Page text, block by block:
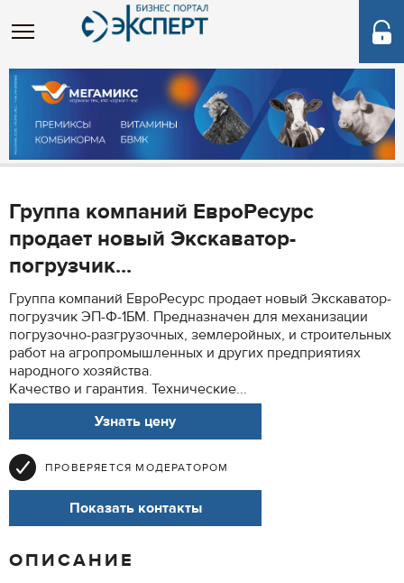
Группа компаний ЕвроРесурс
продает новый Экскаватор-
погрузчик...
Группа компаний ЕвроРесурс продает новый Экскаватор-
погрузчик ЭП-Ф-1БМ. Предназначен для механизации
погрузочно-разгрузочных, землеройных, и строительных
работ на агропромышленных и других предприятиях
народного хозяйства.
Качество и гарантия. Технические...
Узнать цену
ПРОВЕРЯЕТСЯ МОДЕРАТОРОМ
Показать контакты
ОПИСАНИЕ